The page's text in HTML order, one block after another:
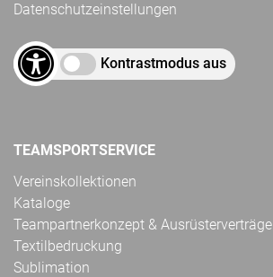
Datenschutzeinstellungen
Kontrastmodus aus
TEAMSPORTSERVICE
Vereinskollektionen
Kataloge
Teampartnerkonzept & Ausrüsterverträge
Textilbedruckung
Sublimation